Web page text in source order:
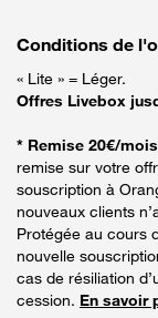
Conditions de
« Lite » = Léger.
Offres Livebox
* Remise 20€/
remise sur votre
souscription à
nouveaux clients
Protégée au cours
nouvelle
cas de résiliation
cession. En savoir